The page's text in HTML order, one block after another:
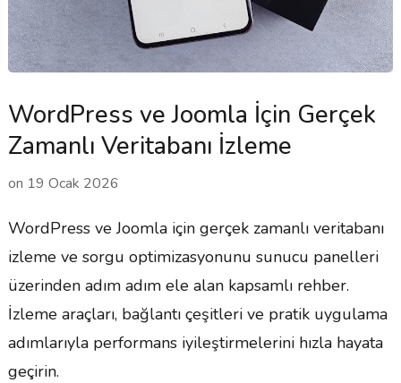
WordPress ve Joomla İçin Gerçek
Zamanlı Veritabanı İzleme
on 19 Ocak 2026
WordPress ve Joomla için gerçek zamanlı veritabanı
izleme ve sorgu optimizasyonunu sunucu panelleri
üzerinden adım adım ele alan kapsamlı rehber.
İzleme araçları, bağlantı çeşitleri ve pratik uygulama
adımlarıyla performans iyileştirmelerini hızla hayata
geçirin.